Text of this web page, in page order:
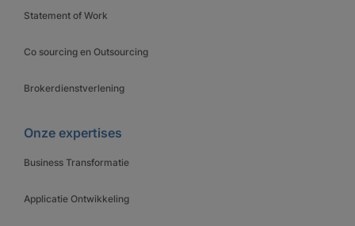
Statement of Work
Co sourcing en Outsourcing
Brokerdienstverlening
Onze expertises
Business Transformatie
Applicatie Ontwikkeling